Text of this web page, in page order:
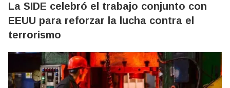
La SIDE celebró el trabajo conjunto con
EEUU para reforzar la lucha contra el
terrorismo